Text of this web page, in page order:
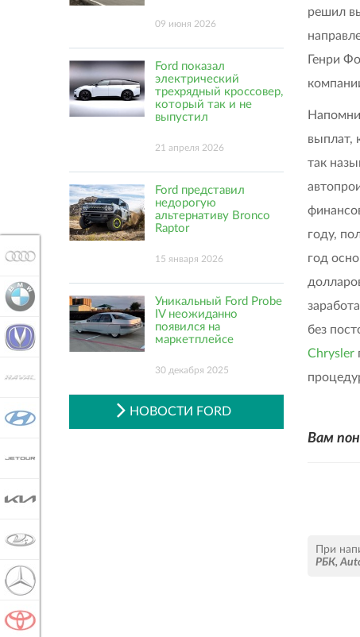
решил
Генри
выплат,
так
году,
год
без
Chrysler
Вам
При
РБК,
09 июня 2026
Ford показал
электрический
трехрядный кроссовер,
который так и не
выпустил
21 апреля 2026
Ford представил
недорогую
альтернативу Bronco
Raptor
15 января 2026
Уникальный Ford Probe
IV неожиданно
появился на
маркетплейсе
30 декабря 2025
НОВОСТИ FORD
BMW
CHANGAN